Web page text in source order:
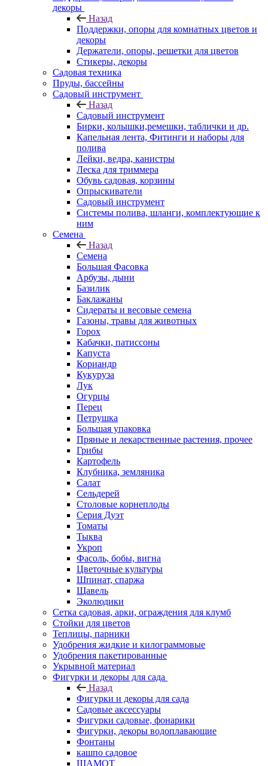
декоры
Назад
Поддержки, опоры для комнатных цветов и
декоры
Держатели, опоры, решетки для цветов
Стикеры, декоры
Садовая техника
Пруды, бассейны
Садовый инструмент
Назад
Садовый инструмент
Бирки, колышки,ремешки, таблички и др.
Капельная лента, Фитинги и наборы для
полива
Лейки, ведра, канистры
Леска для триммера
Обувь садовая, корзины
Опрыскиватели
Садовый инструмент
Системы полива, шланги, комплектующие к
ним
Семена
Назад
Семена
Большая Фасовка
Арбузы, дыни
Базилик
Баклажаны
Сидераты и весовые семена
Газоны, травы для животных
Горох
Кабачки, патиссоны
Капуста
Кориандр
Кукуруза
Лук
Огурцы
Перец
Петрушка
Большая упаковка
Пряные и лекарственные растения, прочее
Грибы
Картофель
Клубника, земляника
Салат
Сельдерей
Столовые корнеплоды
Серия Дуэт
Томаты
Тыква
Укроп
Фасоль, бобы, вигна
Цветочные культуры
Шпинат, спаржа
Щавель
Эколюдики
Сетка садовая, арки, ограждения для клумб
Стойки для цветов
Теплицы, парники
Удобрения жидкие и килограммовые
Удобрения пакетированные
Укрывной материал
Фигурки и декоры для сада
Назад
Фигурки и декоры для сада
Садовые аксессуары
Фигурки садовые, фонарики
Фигурки, декоры водоплавающие
Фонтаны
кашпо садовое
ШАМОТ